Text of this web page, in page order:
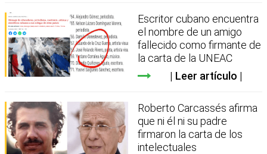
Escritor cubano encuentra
el nombre de un amigo
fallecido como firmante de
la carta de la UNEAC
Leer artículo
Roberto Carcassés afirma
que ni él ni su padre
firmaron la carta de los
intelectuales